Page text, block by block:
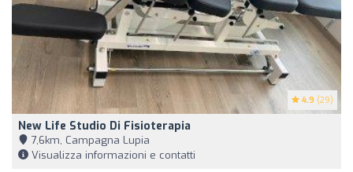
4.9 (29)
New Life Studio Di Fisioterapia
7,6km, Campagna Lupia
Visualizza informazioni e contatti